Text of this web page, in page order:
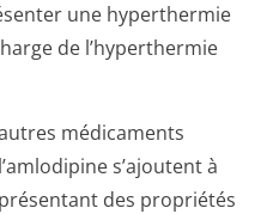
une hyperthermie
de l’hyperthermie
médicaments
s’ajoutent à
des propriétés